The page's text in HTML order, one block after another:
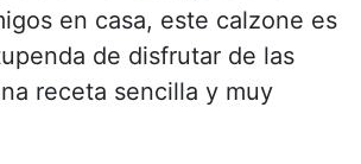
en casa, este calzone es
de disfrutar de las
receta sencilla y muy